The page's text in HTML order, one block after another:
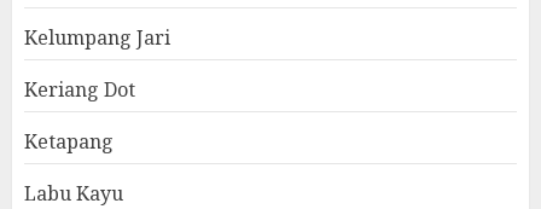
Kelumpang Jari
Keriang Dot
Ketapang
Labu Kayu